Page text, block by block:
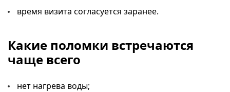
время визита согласуется заранее.
Какие поломки встречаются
чаще всего
нет нагрева воды;